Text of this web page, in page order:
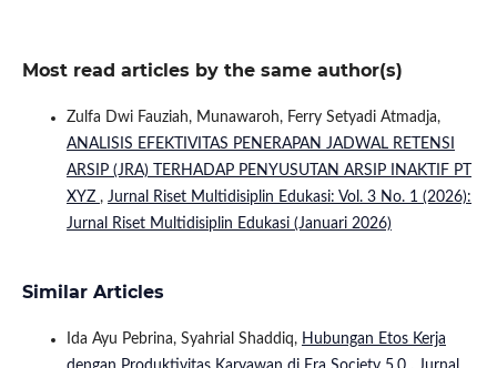
Most read articles by the same author(s)
Zulfa Dwi Fauziah, Munawaroh, Ferry Setyadi Atmadja,
ANALISIS EFEKTIVITAS PENERAPAN JADWAL RETENSI
ARSIP (JRA) TERHADAP PENYUSUTAN ARSIP INAKTIF PT
XYZ , Jurnal Riset Multidisiplin Edukasi: Vol. 3 No. 1 (2026):
Jurnal Riset Multidisiplin Edukasi (Januari 2026)
Similar Articles
Ida Ayu Pebrina, Syahrial Shaddiq, Hubungan Etos Kerja